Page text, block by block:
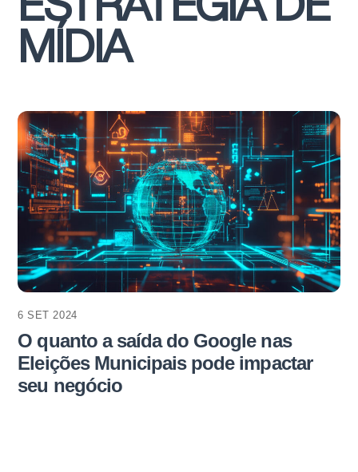
MÍDIA
6 SET 2024
O quanto a saída do Google nas
Eleições Municipais pode impactar
seu negócio